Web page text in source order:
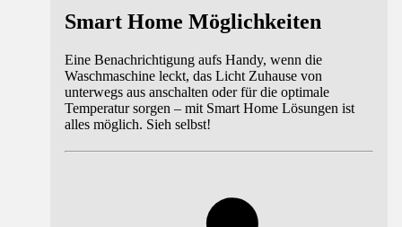
Smart Home Möglichkeiten
Eine Benachrichtigung aufs Handy, wenn die
Waschmaschine leckt, das Licht Zuhause von
unterwegs aus anschalten oder für die optimale
Temperatur sorgen – mit Smart Home Lösungen ist
alles möglich. Sieh selbst!